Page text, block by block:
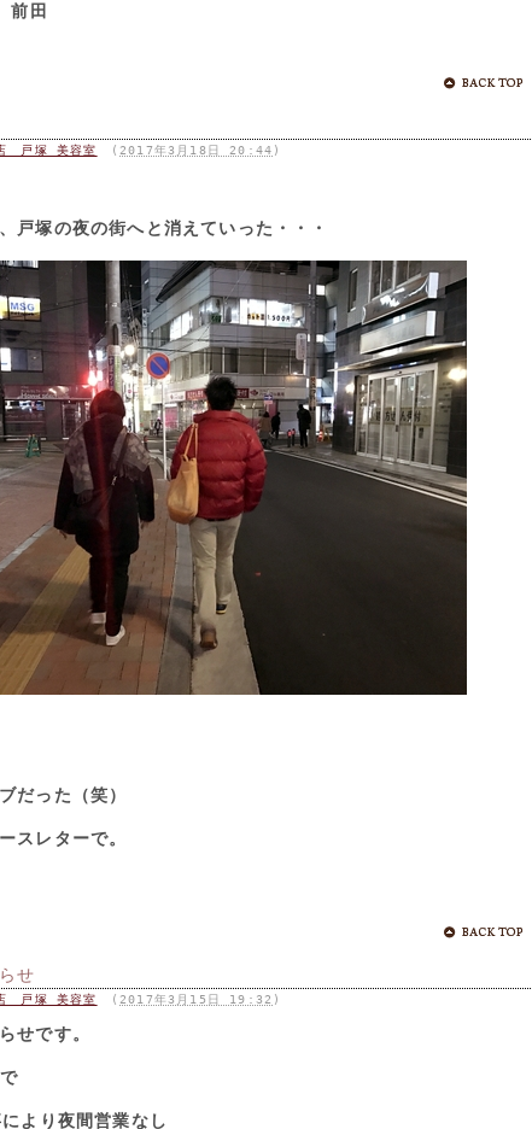
前田
戸塚 美容室 ( 2017年3月18日 20:44 )
戸塚の夜の街へと消えていった・・・
だった（笑）
スレターで。
せ
戸塚 美容室 ( 2017年3月15日 19:32 )
せです。
より夜間営業なし